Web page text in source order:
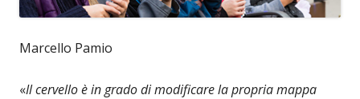
Marcello Pamio
«Il cervello è in grado di modificare la propria mappa